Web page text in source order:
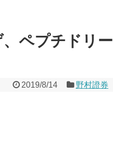
ペプチドリー
2019/8/14 野村證券